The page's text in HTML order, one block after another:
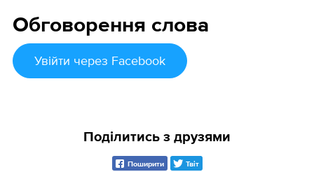
Обговорення слова
Увійти через Facebook
Поділитись з друзями
Поширити Твіт